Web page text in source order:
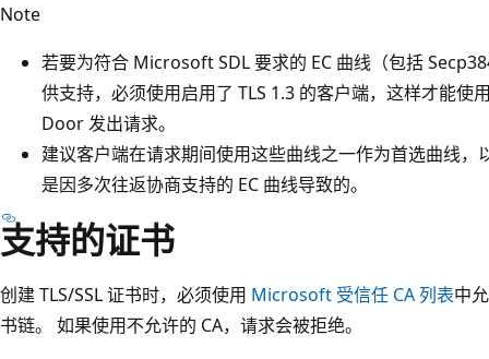
Note
若要为符合 Microsoft SDL 要求的 EC 曲线（包括
供支持，必须使用启用了 TLS 1.3 的客户端，这样才能使
Door 发出请求。
建议客户端在请求期间使用这些曲线之一作为首选曲线，
是因多次往返协商支持的 EC 曲线导致的。
支持的证书
创建 TLS/SSL 证书时，必须使用 Microsoft 受信任 CA 列表中
书链。 如果使用不允许的 CA，请求会被拒绝。